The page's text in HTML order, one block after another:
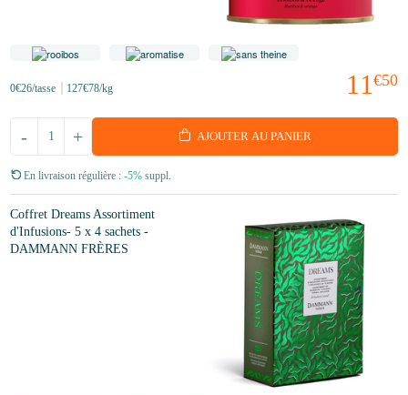
11 €50
0€26/tasse 127€78/kg
+
- AJOUTER AU PANIER
En livraison régulière : -5% suppl.
Coffret Dreams Assortiment
d'Infusions- 5 x 4 sachets -
DAMMANN FRÈRES